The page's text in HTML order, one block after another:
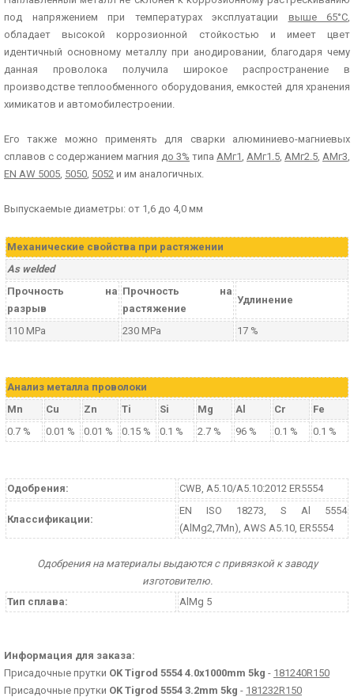
под напряжением при температурах эксплуатации выше 65°С
обладает высокой коррозионной стойкостью и имеет цвет
идентичный основному металлу при анодировании, благодаря чему
данная проволока получила широкое распространение в
производстве теплообменного оборудования, емкостей для хранения
химикатов и автомобилестроении.
Его также можно применять для сварки алюминиево-магниевых
сплавов с содержанием магния до 3% типа АМг1 АМг1.5 АМг2.5 АМг3
EN AW 5005 5050 5052 и им аналогичных.
Выпускаемые диаметры: от 1,6 до 4,0 мм
Механические свойства при растяжении
As welded
Прочность на
разрыв
Прочность на
растяжение
Удлинение
110 MPa 230 MPa 17 %
Aнализ металла проволоки
Mn
Cu Zn Ti Si Mg Al Cr
Fe
0.7 %
0.01 % 0.01 % 0.15 % 0.1 % 2.7 % 96 % 0.1 % 0.1 %
Одобрения: CWB, A5.10/A5.10:2012 ER5554
Классификации:
EN ISO 18273, S Al 5554
(AlMg2,7Mn), AWS A5.10, ER5554
Одобрения на материалы выдаются с привязкой к заводу
изготовителю.
Тип сплава:
AlMg 5
Информация для заказа:
Присадочные прутки OK Tigrod 5554 4.0x1000mm 5kg - 181240R150
Присадочные прутки OK Tigrod 5554 3.2mm 5kg - 181232R150